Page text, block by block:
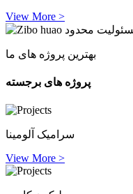
View More >
بهترین پروژه های ما
پروژه های برجسته
سرامیک آلومینا
View More >